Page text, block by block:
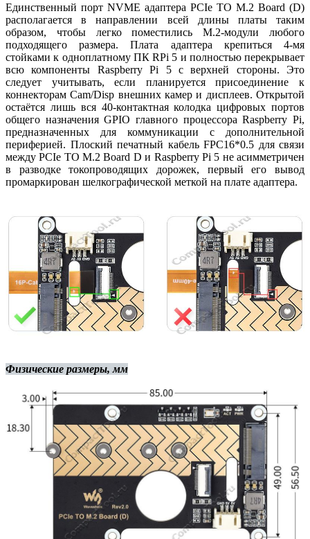
Единственный порт NVME адаптера PCIe TO M.2 Board (D)
располагается в направлении всей длины платы таким
образом, чтобы легко поместились M.2-модули любого
подходящего размера. Плата адаптера крепиться 4-мя
стойками к одноплатному ПК RPi 5 и полностью перекрывает
всю компоненты Raspberry Pi 5 с верхней стороны. Это
следует учитывать, если планируется присоединение к
коннекторам Cam/Disp внешних камер и дисплеев. Открытой
остаётся лишь вся 40-контактная колодка цифровых портов
общего назначения GPIO главного процессора Raspberry Pi,
предназначенных для коммуникации с дополнительной
периферией. Плоский печатный кабель FPC16*0.5 для связи
между PCIe TO M.2 Board D и Raspberry Pi 5 не асимметричен
в разводке токопроводящих дорожек, первый его вывод
промаркирован шелкографической меткой на плате адаптера.
Физические размеры, мм